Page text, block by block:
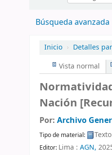
Búsqueda avanzada
Inicio › Detalles
Vista normal
Nación
Por: Archivo
Tipo de material: Texto
Editor: Lima : AGN,